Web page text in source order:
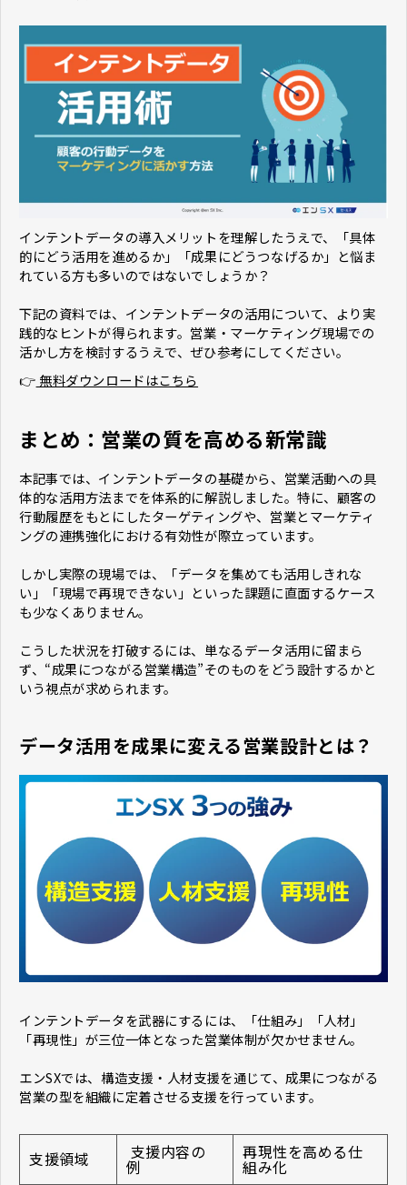
インテントデータの導入メリットを理解したうえで、「具体
的にどう活用を進めるか」「成果にどうつなげるか」と悩ま
れている方も多いのではないでしょうか？
下記の資料では、インテントデータの活用について、より実
践的なヒントが得られます。営業・マーケティング現場での
活かし方を検討するうえで、ぜひ参考にしてください。
👉 無料ダウンロードはこちら
まとめ：営業の質を高める新常識
本記事では、インテントデータの基礎から、営業活動への具
体的な活用方法までを体系的に解説しました。特に、顧客の
行動履歴をもとにしたターゲティングや、営業とマーケティ
ングの連携強化における有効性が際立っています。
しかし実際の現場では、「データを集めても活用しきれな
い」「現場で再現できない」といった課題に直面するケース
も少なくありません。
こうした状況を打破するには、単なるデータ活用に留まら
ず、“成果につながる営業構造”そのものをどう設計するかと
いう視点が求められます。
データ活用を成果に変える営業設計とは？
インテントデータを武器にするには、「仕組み」「人材」
「再現性」が三位一体となった営業体制が欠かせません。
エンSXでは、構造支援・人材支援を通じて、成果につながる
営業の型を組織に定着させる支援を行っています。
支援領域 支援内容の
例
再現性を高める仕
組み化